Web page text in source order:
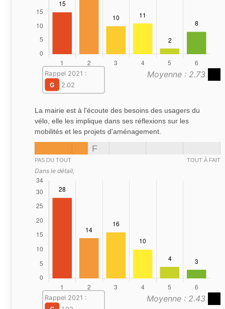
Moyenne : 2.73
Rappel 2021 :
G
2.02
La mairie est à l'écoute des besoins des usagers du
vélo, elle les implique dans ses réflexions sur les
mobilités et les projets d'aménagement.
F
PAS DU TOUT TOUT À FAIT
Dans le détail,
Moyenne : 2.43
Rappel 2021 :